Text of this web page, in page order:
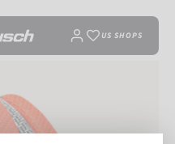
US SHOPS